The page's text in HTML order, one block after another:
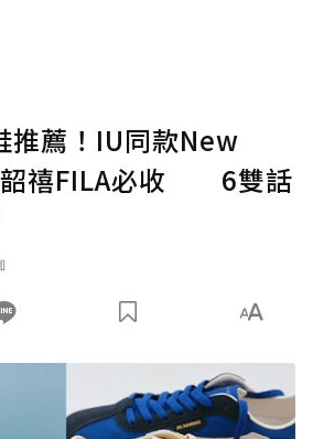
推薦！IU同款New
韶禧FILA必收 6雙話